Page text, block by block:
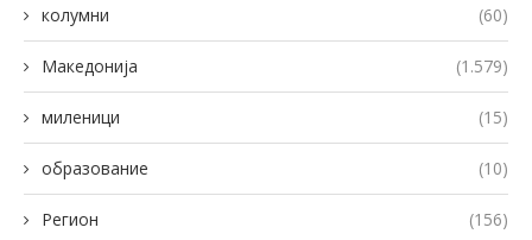
колумни (60)
Македонија (1.579)
миленици (15)
образование (10)
Регион (156)